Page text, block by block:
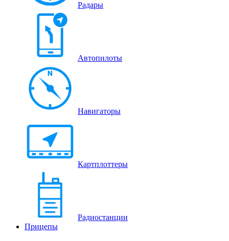
Радары
Автопилоты
Навигаторы
Картплоттеры
Радиостанции
Прицепы